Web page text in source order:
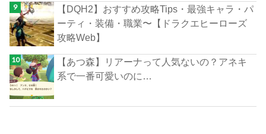
【DQH2】おすすめ攻略Tips・最強キャラ・パ
ーティ・装備・職業〜【ドラクエヒーローズ
攻略Web】
【あつ森】リアーナって人気ないの？アネキ
系で一番可愛いのに…